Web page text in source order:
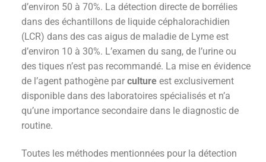
d’environ 50 à 70%. La détection directe de borrélies
dans des échantillons de liquide céphalorachidien
(LCR) dans des cas aigus de maladie de Lyme est
d’environ 10 à 30%. L’examen du sang, de l’urine ou
des tiques n’est pas recommandé. La mise en évidence
de l’agent pathogène par culture est exclusivement
disponible dans des laboratoires spécialisés et n’a
qu’une importance secondaire dans le diagnostic de
routine.
Toutes les méthodes mentionnées pour la détection